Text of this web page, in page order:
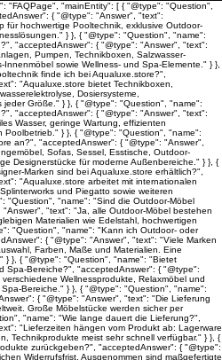
"FAQPage", "mainEntity": [ { "@type": "Question",
{ "@type": "Answer", "text":
für hochwertige Pooltechnik, exklusive Outdoor-
} }, { "@type": "Question", "name":
"acceptedAnswer": { "@type": "Answer", "text":
Pumpen, Technikboxen, Salzwasser-
sowie Wellness- und Spa-Elemente." } },
finde ich bei Aqualuxe.store?",
"Aqualuxe.store bietet Technikboxen,
Dosiersysteme,
Größe." } }, { "@type": "Question", "name":
"acceptedAnswer": { "@type": "Answer", "text":
Wasser, geringe Wartung, effizienten
} }, { "@type": "Question", "name":
an?", "acceptedAnswer": { "@type": "Answer",
Sofas, Sessel, Esstische, Outdoor-
Designerstücke für moderne Außenbereiche." } }, {
Marken sind bei Aqualuxe.store erhältlich?",
"Aqualuxe.store arbeitet mit internationalen
und Piegatto sowie weiteren
"Question", "name": "Sind die Outdoor-Möbel
"text": "Ja, alle Outdoor-Möbel bestehen
Materialien wie Edelstahl, hochwertigen
"Question", "name": "Kann ich Outdoor- oder
{ "@type": "Answer", "text": "Viele Marken
Farben, Maße und Materialien. Eine
} }, { "@type": "Question", "name": "Bietet
Spa-Bereiche?", "acceptedAnswer": { "@type":
Wellnessprodukte, Relaxmöbel und
Bereiche." } }, { "@type": "Question", "name":
{ "@type": "Answer", "text": "Die Lieferung
Große Möbelstücke werden sicher per
"name": "Wie lange dauert die Lieferung?",
"Lieferzeiten hängen vom Produkt ab: Lagerware
Technikprodukte meist sehr schnell verfügbar." } }, {
zurückgeben?", "acceptedAnswer": { "@type":
Widerrufsfrist. Ausgenommen sind maßgefertigte